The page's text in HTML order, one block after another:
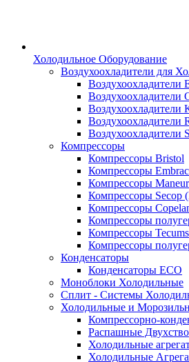
Холодильное Оборудование
Воздухоохладители для
Воздухоохладители
Воздухоохладители
Воздухоохладители
Воздухоохладители
Воздухоохладители
Компрессоры
Компрессоры Bristol
Компрессоры
Компрессоры
Компрессоры Secop
Компрессоры
Компрессоры
Компрессоры
Компрессоры
Конденсаторы
Конденсаторы ECO
Моноблоки Холодильные
Сплит - Системы
Холодильные и
Компрессорно-
Распашные
Холодильные
Холодильные